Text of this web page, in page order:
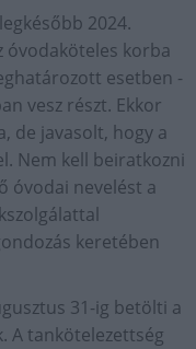
2024.
óvodaköteles korba
esetben -
vesz részt. Ekkor
de javasolt, hogy a
Nem kell beiratkozni
óvodai nevelést a
keretében
31-ig betölti a
A tankötelezettség